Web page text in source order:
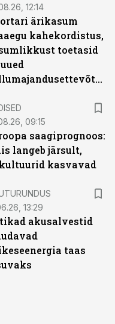
12:14
ärikasum
kahekordistus,
toetasid
põllumajandusettevõtted
09:15
saagiprognoos:
langeb järsult,
kasvavad
13:29
akusalvestid
taas